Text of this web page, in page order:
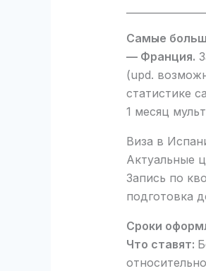
Самые
— Франция.
(upd.
статистике
1 месяц
Виза в
Актуальные
Запись по
подготовка
Сроки
Что ставят: